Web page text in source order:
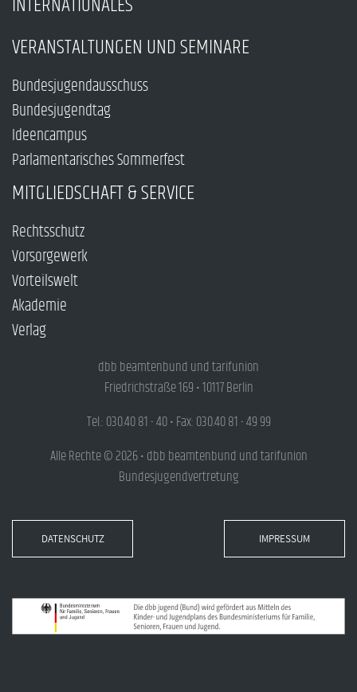
VERANSTALTUNGEN UND SEMINARE
Bundesjugendausschuss
Bundesjugendtag
Ideencampus
Parlamentarisches Sommerfest
MITGLIEDSCHAFT & SERVICE
Rechtsschutz
Vorsorgewerk
Vorteilswelt
Akademie
Verlag
dbb beamtenbund und tarifunion
Friedrichstraße 169 • 10117 Berlin
Tel.: 030.40 81 - 40 • Fax: 030.40 81 - 49 99
Alle Rechte © 2026 • dbb beamtenbund und tarifunion
Bundesjugendvertretung
DATENSCHUTZ IMPRESSUM